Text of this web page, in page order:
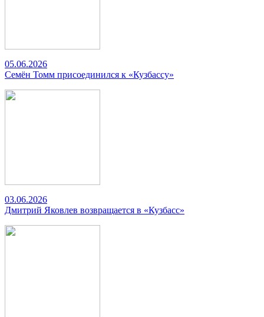
05.06.2026
Семён Томм присоединился к «Кузбассу»
03.06.2026
Дмитрий Яковлев возвращается в «Кузбасс»